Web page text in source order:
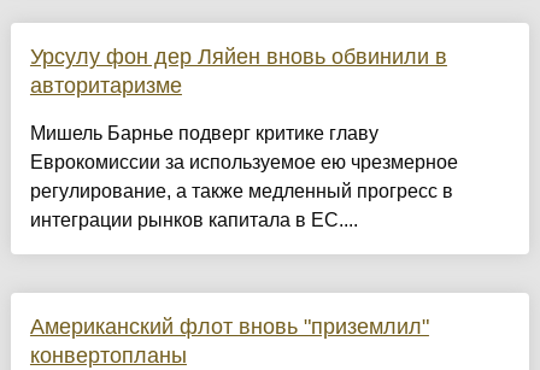
Урсулу фон дер Ляйен вновь обвинили в
авторитаризме
Мишель Барнье подверг критике главу
Еврокомиссии за используемое ею чрезмерное
регулирование, а также медленный прогресс в
интеграции рынков капитала в ЕС....
Американский флот вновь "приземлил"
конвертопланы